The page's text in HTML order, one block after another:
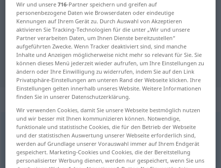
Deutsch-Kroatisch Übersetzung für
"anfreunden"
"anfreunden" Kroatisch
Übersetzung
„anfreunden“
anfreunden <trennb;-ge->
Übersicht aller Übersetzungen
(Für mehr Details die Übersetzung anklicken/antippen)
Wir und unsere716-Partner speichern und greifen auf
personenbezogene Daten wie Browserdaten oder eindeutige
Kennungen auf Ihrem Gerät zu. Durch Auswahl von Akzeptieren
aktivieren Sie Tracking-Technologien für die unter „Wir und unsere
Partner verarbeiten Daten, um Ihnen Dienste bereitzustellen“
aufgeführten Zwecke. Wenn Tracker deaktiviert sind, sind manche
Inhalte und Anzeigen möglicherweise nicht mehr so relevant für Sie. Sie
können dieses Menü jederzeit wieder aufrufen, um Ihre Einstellungen zu
ändern oder Ihre Einwilligung zu widerrufen, indem Sie auf den Link
Privatsphäre-Einstellungen am unteren Rand der Webseite klicken. Ihre
Einstellungen gelten innerhalb unseres Website. Weitere Informationen
finden Sie in unserer Datenschutzerklärung.
Wir verwenden Cookies, damit Sie unsere Webseite bestmöglich nutzen
und wir besser mit Ihnen kommunizieren können. Notwendige,
funktionale und statistische Cookies, die für den Betrieb der Webseite
und der statistischen Auswertung unserer Webseite erforderlich sind,
werden auf Grundlage unserer Vorauswahl immer auf Ihrem Endgerät
gespeichert. Marketing-Cookies und Cookies, die der Bereitstellung
personalisierter Werbung dienen, werden nur gespeichert, wenn Sie uns